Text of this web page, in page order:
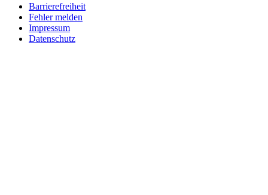
Barrierefreiheit
Fehler melden
Impressum
Datenschutz